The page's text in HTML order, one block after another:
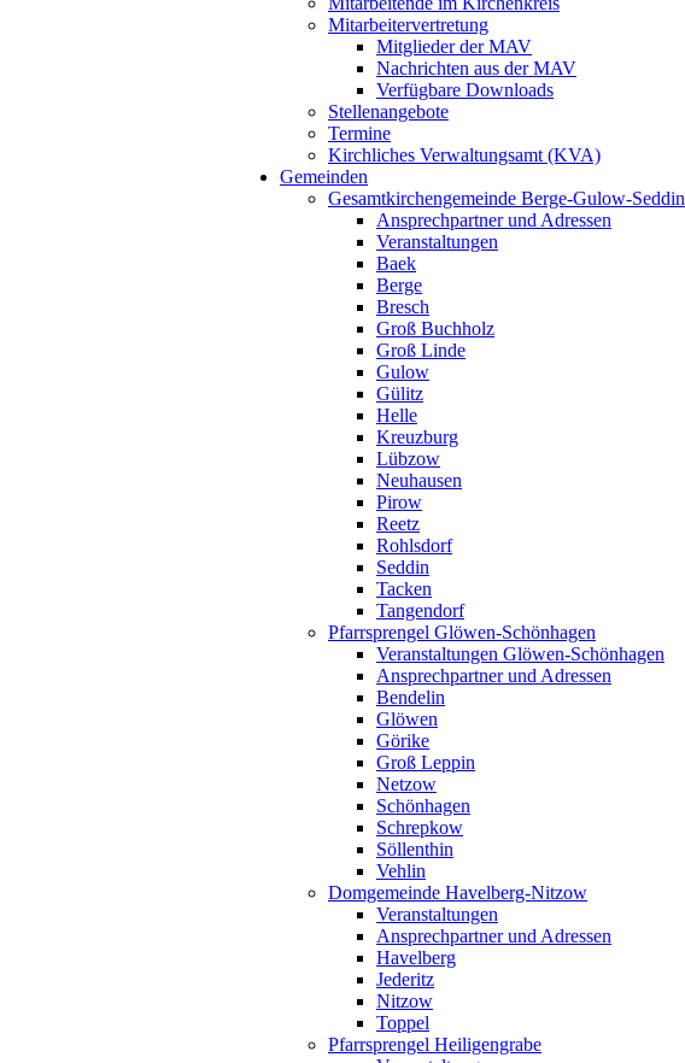
Mitarbeitervertretung
Mitglieder der MAV
Nachrichten aus der MAV
Verfügbare Downloads
Stellenangebote
Termine
Kirchliches Verwaltungsamt (KVA)
Gemeinden
Gesamtkirchengemeinde Berge-Gulow-Seddin
Ansprechpartner und Adressen
Veranstaltungen
Baek
Berge
Bresch
Groß Buchholz
Groß Linde
Gulow
Gülitz
Helle
Kreuzburg
Lübzow
Neuhausen
Pirow
Reetz
Rohlsdorf
Seddin
Tacken
Tangendorf
Pfarrsprengel Glöwen-Schönhagen
Veranstaltungen Glöwen-Schönhagen
Ansprechpartner und Adressen
Bendelin
Glöwen
Görike
Groß Leppin
Netzow
Schönhagen
Schrepkow
Söllenthin
Vehlin
Domgemeinde Havelberg-Nitzow
Veranstaltungen
Ansprechpartner und Adressen
Havelberg
Jederitz
Nitzow
Toppel
Pfarrsprengel Heiligengrabe